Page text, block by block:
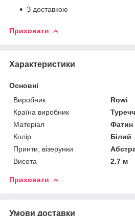
З доставкою
Приховати
Характеристики
Основні
Виробник
Rowi
Країна виробник
Матеріал
Фатин
Колір
Білий
Принти, візерунки
Висота
2.7 м
Приховати
Умови доставки